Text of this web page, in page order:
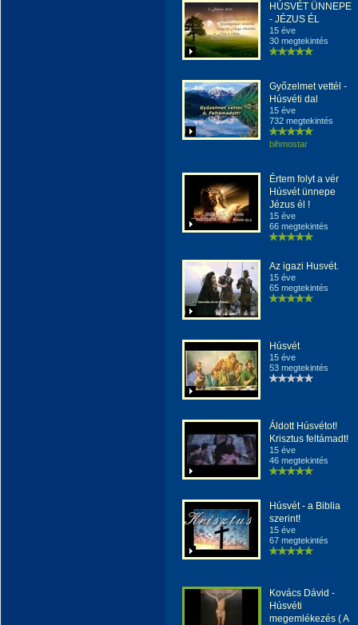
HÚSVÉT ÜNNEPE
- JÉZUS ÉL
15 éve
30 megtekintés
Győzelmet vettél -
Húsvéti dal
15 éve
732 megtekintés
bihmostar
Értem folyt a vér
Húsvét ünnepe
Jézus él !
15 éve
66 megtekintés
Az igazi Husvét.
15 éve
65 megtekintés
Húsvét
15 éve
53 megtekintés
Áldott Húsvétot!
Krisztus feltámadt!
15 éve
46 megtekintés
Húsvét - a Biblia
szerint!
15 éve
67 megtekintés
Kovács Dávid -
Húsvéti
megemlékezés ( A